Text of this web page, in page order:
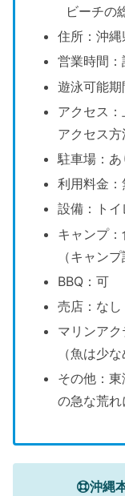
ビーチ
住所：沖
営業時間：
遊泳可能
アクセス
アクセス方
駐車場：あ
利用料金：
設備：トイ
キャンプ
（キャン
BBQ：可
売店：なし
マリンア
（魚は少な
その他：
の急な荒れ
沖縄